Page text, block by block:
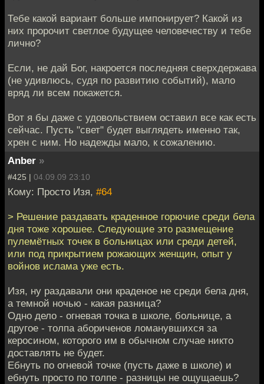
Тебе какой вариант больше импонирует? Какой из
них пророчит светлое будущее человечеству и тебе
лично?
Если, не дай Бог, накроется последняя сверхдержава
(не удивлюсь, судя по развитию событий), мало
вряд ли всем покажется.
Вот я бы даже с удовольствием оставил все как есть
сейчас. Пусть "свет" будет выглядеть именно так,
хрен с ним. Но надежды мало, к сожалению.
Anber »
#425 | 04.09.09 23:10
Кому: Просто Изя, #64
> Решение раздавать краденное горючие среди бела
дня тоже хорошее. Следующие это размещение
пулемётных точек в больницах или среди детей,
или под прикрытием рожающих женщин, опыт у
войнов ислама уже есть.
Изя, ну раздавали они краденое не среди бела дня,
а темной ночью - какая разница?
Одно дело - огневая точка в школе, больнице, а
другое - толпа абориченов ломанувшихся за
керосином, которого им в обычном случае никто
доставлять не будет.
Ебнуть по огневой точке (пусть даже в школе) и
ебнуть просто по толпе - разницы не ощущаешь?